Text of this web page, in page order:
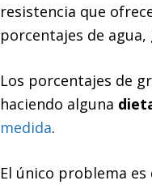
resistencia que
porcentajes de agua,
Los porcentajes de
haciendo alguna
medida.
El único problema